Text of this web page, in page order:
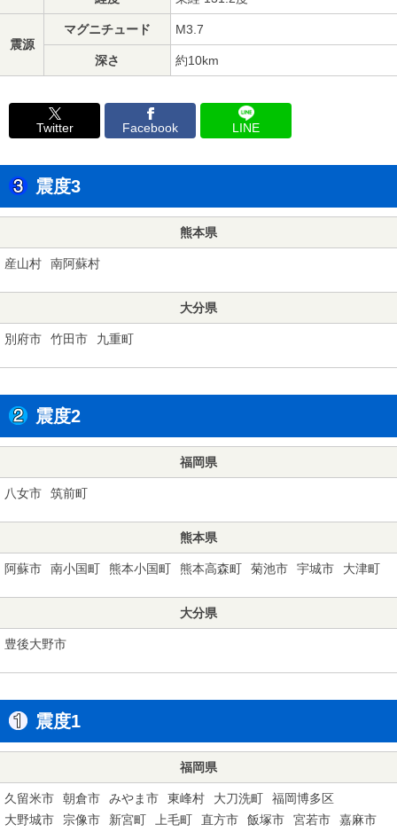
震源
マグニチュード M3.7
深さ 約10km
Twitter Facebook LINE
震度3
熊本県
産山村 南阿蘇村
大分県
別府市 竹田市 九重町
震度2
福岡県
八女市 筑前町
熊本県
阿蘇市 南小国町 熊本小国町 熊本高森町 菊池市 宇城市 大津町
大分県
豊後大野市
震度1
福岡県
久留米市 朝倉市 みやま市 東峰村 大刀洗町
福岡博多区
大野城市
宗像市 新宮町 上毛町 直方市 飯塚市 宮若市
嘉麻市